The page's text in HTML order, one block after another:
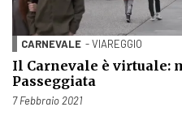
CARNEVALE - VIAREGGIO
Il Carnevale è virtuale:
Passeggiata
Pubblicato il
7 Febbraio 2021